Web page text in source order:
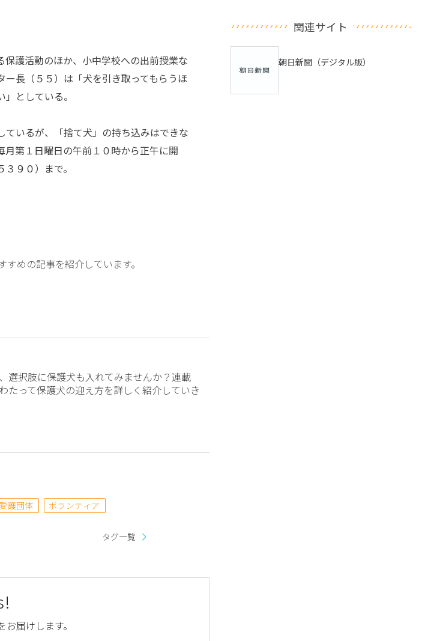
護活動のほか、小中学校への出前授業な
長（５５）は「犬を引き取ってもらうほ
としている。
いるが、「捨て犬」の持ち込みはできな
第１日曜日の午前１０時から正午に開
９０）まで。
めの記事を紹介しています。
選択肢に保護犬も入れてみませんか？連載
たって保護犬の迎え方を詳しく紹介していき
護団体 ボランティア
タグ一覧
届けします。
関連サイト
朝日新聞（デジタル版）